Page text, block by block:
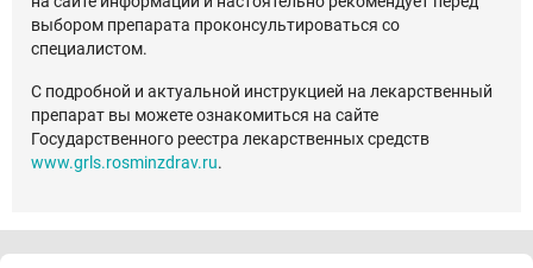
выбором препарата проконсультироваться со
специалистом.
С подробной и актуальной инструкцией на лекарственный
препарат вы можете ознакомиться на сайте
Государственного реестра лекарственных средств
www.grls.rosminzdrav.ru.